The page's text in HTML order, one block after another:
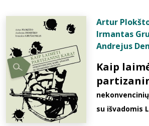
Artur
Irmantas
Andrejus
Kaip
su išvadomis